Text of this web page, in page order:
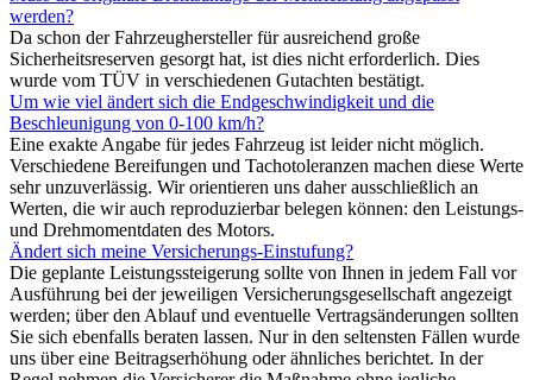
werden?
Da schon der Fahrzeughersteller für ausreichend große
Sicherheitsreserven gesorgt hat, ist dies nicht erforderlich. Dies
wurde vom TÜV in verschiedenen Gutachten bestätigt.
Um wie viel ändert sich die Endgeschwindigkeit und die
Beschleunigung von 0-100 km/h?
Eine exakte Angabe für jedes Fahrzeug ist leider nicht möglich.
Verschiedene Bereifungen und Tachotoleranzen machen diese Werte
sehr unzuverlässig. Wir orientieren uns daher ausschließlich an
Werten, die wir auch reproduzierbar belegen können: den Leistungs-
und Drehmomentdaten des Motors.
Ändert sich meine Versicherungs-Einstufung?
Die geplante Leistungssteigerung sollte von Ihnen in jedem Fall vor
Ausführung bei der jeweiligen Versicherungsgesellschaft angezeigt
werden; über den Ablauf und eventuelle Vertragsänderungen sollten
Sie sich ebenfalls beraten lassen. Nur in den seltensten Fällen wurde
uns über eine Beitragserhöhung oder ähnliches berichtet. In der